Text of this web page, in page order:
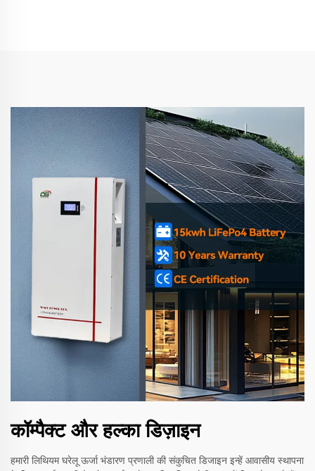
कॉम्पैक्ट और हल्का डिज़ाइन
हमारी लिथियम घरेलू ऊर्जा भंडारण प्रणाली की संकुचित डिजाइन इन्हें आवासीय स्थापना